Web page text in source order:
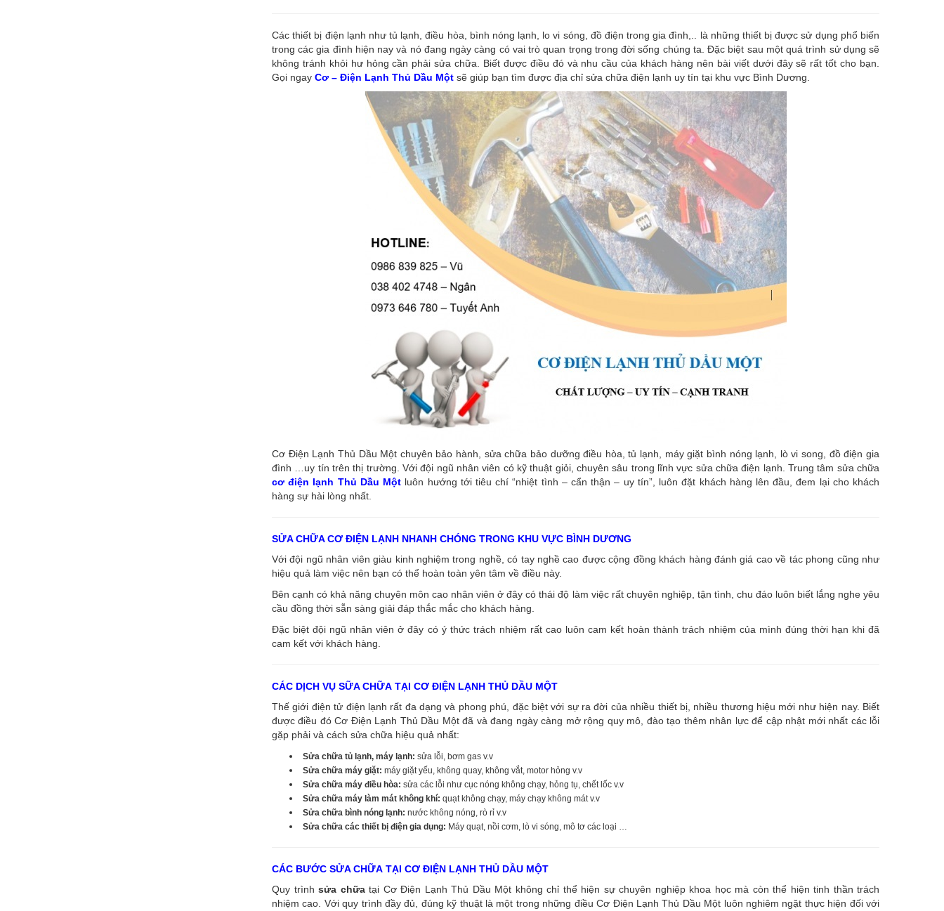
Các thiết bị điện lạnh như tủ lạnh, điều hòa, bình nóng lạnh, lo vi sóng, đồ điện trong gia đình,.. là những thiết bị được sử dụng phổ biến
trong các gia đình hiện nay và nó đang ngày càng có vai trò quan trọng trong đời sống chúng ta. Đặc biệt sau một quá trình sử dụng sẽ
không tránh khỏi hư hỏng cần phải sửa chữa. Biết được điều đó và nhu cầu của khách hàng nên bài viết dưới đây sẽ rất tốt cho bạn.
Gọi ngay Cơ – Điện Lạnh Thủ Dầu Một sẽ giúp bạn tìm được địa chỉ sửa chữa điện lạnh uy tín tại khu vực Bình Dương.
Cơ Điện Lạnh Thủ Dầu Một chuyên bảo hành, sửa chữa bảo dưỡng điều hòa, tủ lạnh, máy giặt bình nóng lạnh, lò vi song, đồ điện gia
đình …uy tín trên thị trường. Với đội ngũ nhân viên có kỹ thuật giỏi, chuyên sâu trong lĩnh vực sửa chữa điện lạnh. Trung tâm sửa chữa
cơ điện lạnh Thủ Dầu Một luôn hướng tới tiêu chí “nhiệt tình – cẩn thận – uy tín”, luôn đặt khách hàng lên đầu, đem lại cho khách
hàng sự hài lòng nhất.
SỬA CHỮA CƠ ĐIỆN LẠNH NHANH CHÓNG TRONG KHU VỰC BÌNH DƯƠNG
Với đội ngũ nhân viên giàu kinh nghiệm trong nghề, có tay nghề cao được cộng đồng khách hàng đánh giá cao về tác phong cũng như
hiệu quả làm việc nên bạn có thể hoàn toàn yên tâm về điều này.
Bên cạnh có khả năng chuyên môn cao nhân viên ở đây có thái độ làm việc rất chuyên nghiệp, tận tình, chu đáo luôn biết lắng nghe yêu
cầu đồng thời sẵn sàng giải đáp thắc mắc cho khách hàng.
Đặc biệt đội ngũ nhân viên ở đây có ý thức trách nhiệm rất cao luôn cam kết hoàn thành trách nhiệm của mình đúng thời hạn khi đã
cam kết với khách hàng.
CÁC DỊCH VỤ SỮA CHỮA TẠI CƠ ĐIỆN LẠNH THỦ DẦU MỘT
Thế giới điện tử điện lạnh rất đa dạng và phong phú, đặc biệt với sự ra đời của nhiều thiết bị, nhiều thương hiệu mới như hiện nay. Biết
được điều đó Cơ Điện Lạnh Thủ Dầu Một đã và đang ngày càng mở rộng quy mô, đào tạo thêm nhân lực để cập nhật mới nhất các lỗi
gặp phải và cách sửa chữa hiệu quả nhất:
Sửa chữa tủ lạnh, máy lạnh: sửa lỗi, bơm gas v.v
Sửa chữa máy giặt: máy giặt yếu, không quay, không vắt, motor hỏng v.v
Sửa chữa máy điều hòa: sửa các lỗi như cục nóng không chạy, hỏng tụ, chết lốc v.v
Sửa chữa máy làm mát không khí: quạt không chạy, máy chạy không mát v.v
Sửa chữa bình nóng lạnh: nước không nóng, rò rỉ v.v
Sửa chữa các thiết bị điện gia dụng: Máy quạt, nồi cơm, lò vi sóng, mô tơ các loại …
CÁC BƯỚC SỬA CHỮA TẠI CƠ ĐIỆN LẠNH THỦ DẦU MỘT
Quy trình sửa chữa tại Cơ Điện Lạnh Thủ Dầu Một không chỉ thể hiện sự chuyên nghiệp khoa học mà còn thể hiện tinh thần trách
nhiệm cao. Với quy trình đầy đủ, đúng kỹ thuật là một trong những điều Cơ Điện Lạnh Thủ Dầu Một luôn nghiêm ngặt thực hiện đối với